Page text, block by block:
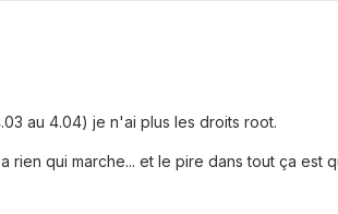
au 4.04) je n'ai plus les droits root.
qui marche... et le pire dans tout ça